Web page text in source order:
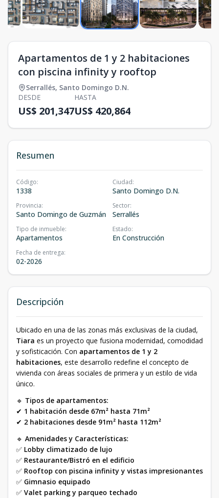
Apartamentos de 1 y 2 habitaciones
con piscina infinity y rooftop
Serrallés, Santo Domingo D.N.
DESDE
US$ 201,347
HASTA
US$ 420,864
Resumen
Código:
1338
Ciudad:
Santo Domingo D.N.
Provincia:
Santo Domingo de Guzmán
Sector:
Serrallés
Tipo de inmueble:
Apartamentos
Estado:
En Construcción
Fecha de entrega:
02-2026
Descripción
Ubicado en una de las zonas más exclusivas de la ciudad,
Tiara es un proyecto que fusiona modernidad, comodidad
y sofisticación. Con apartamentos de 1 y 2
habitaciones, este desarrollo redefine el concepto de
vivienda con áreas sociales de primera y un estilo de vida
único.
🔹 Tipos de apartamentos:
✔ 1 habitación desde 67m² hasta 71m²
✔ 2 habitaciones desde 91m² hasta 112m²
🔹 Amenidades y Características:
✅ Lobby climatizado de lujo
✅ Restaurante/Bistró en el edificio
✅ Rooftop con piscina infinity y vistas impresionantes
✅ Gimnasio equipado
✅ Valet parking y parqueo techado